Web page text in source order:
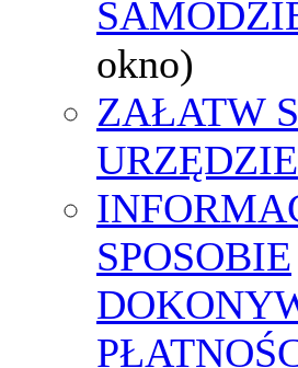
okno)
ZAŁATW
URZĘDZIE
SPOSOBIE